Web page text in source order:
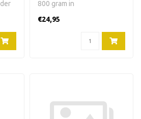
800 gram in
donkerblauw. Verpakking..
€24,95